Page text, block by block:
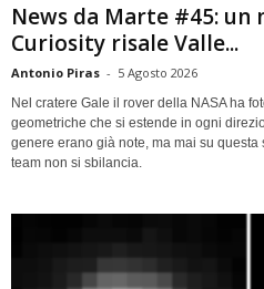
News da Marte #45:
Curiosity risale Valle...
Antonio Piras - 5 Agosto 2026
Nel cratere Gale il rover della NASA ha
geometriche che si estende in ogni
genere erano già note, ma mai su questa
team non si sbilancia.